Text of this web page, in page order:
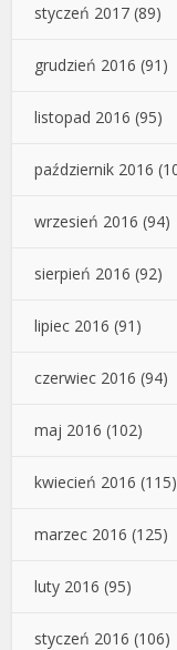
styczeń 2017 (89)
grudzień 2016 (91)
listopad 2016 (95)
październik 2016
wrzesień 2016 (94)
sierpień 2016 (92)
lipiec 2016 (91)
czerwiec 2016 (94)
maj 2016 (102)
kwiecień 2016 (115)
marzec 2016 (125)
luty 2016 (95)
styczeń 2016 (106)